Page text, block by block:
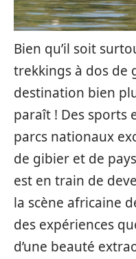
Bien qu’il soit
trekkings à dos de
destination bien
paraît ! Des sports
parcs nationaux
de gibier et de
est en train de
la scène africaine
des expériences
d’une beauté